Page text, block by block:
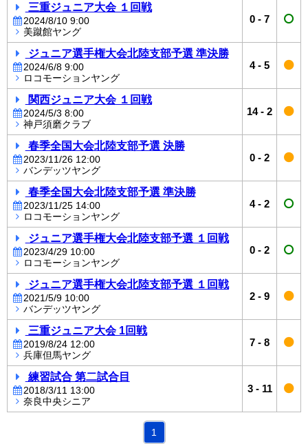
三重ジュニア大会 １回戦
2024/8/10 9:00
美蹴館ヤング
0 - 7
ジュニア選手権大会北陸支部予選 準決勝
2024/6/8 9:00
ロコモーションヤング
4- 5
関西ジュニア大会 １回戦
2024/5/3 8:00
神戸須磨クラブ
14- 2
春季全国大会北陸支部予選 決勝
2023/11/26 12:00
バンデッツヤング
0 - 2
春季全国大会北陸支部予選 準決勝
2023/11/25 14:00
ロコモーションヤング
4- 2
ジュニア選手権大会北陸支部予選 １回戦
2023/4/29 10:00
ロコモーションヤング
0 - 2
ジュニア選手権大会北陸支部予選 １回戦
2021/5/9 10:00
バンデッツヤング
2 - 9
三重ジュニア大会 1回戦
2019/8/24 12:00
兵庫但馬ヤング
7 - 8
練習試合 第二試合目
2018/3/11 13:00
奈良中央シニア
3- 11
1